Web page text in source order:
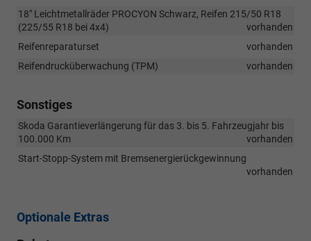
18" Leichtmetallräder PROCYON Schwarz, Reifen 215/50 R18
(225/55 R18 bei 4x4)
vorhanden
Reifenreparaturset
vorhanden
Reifendrucküberwachung (TPM)
vorhanden
Sonstiges
Skoda Garantieverlängerung für das 3. bis 5. Fahrzeugjahr bis
100.000 Km
vorhanden
Start-Stopp-System mit Bremsenergierückgewinnung
vorhanden
Optionale Extras